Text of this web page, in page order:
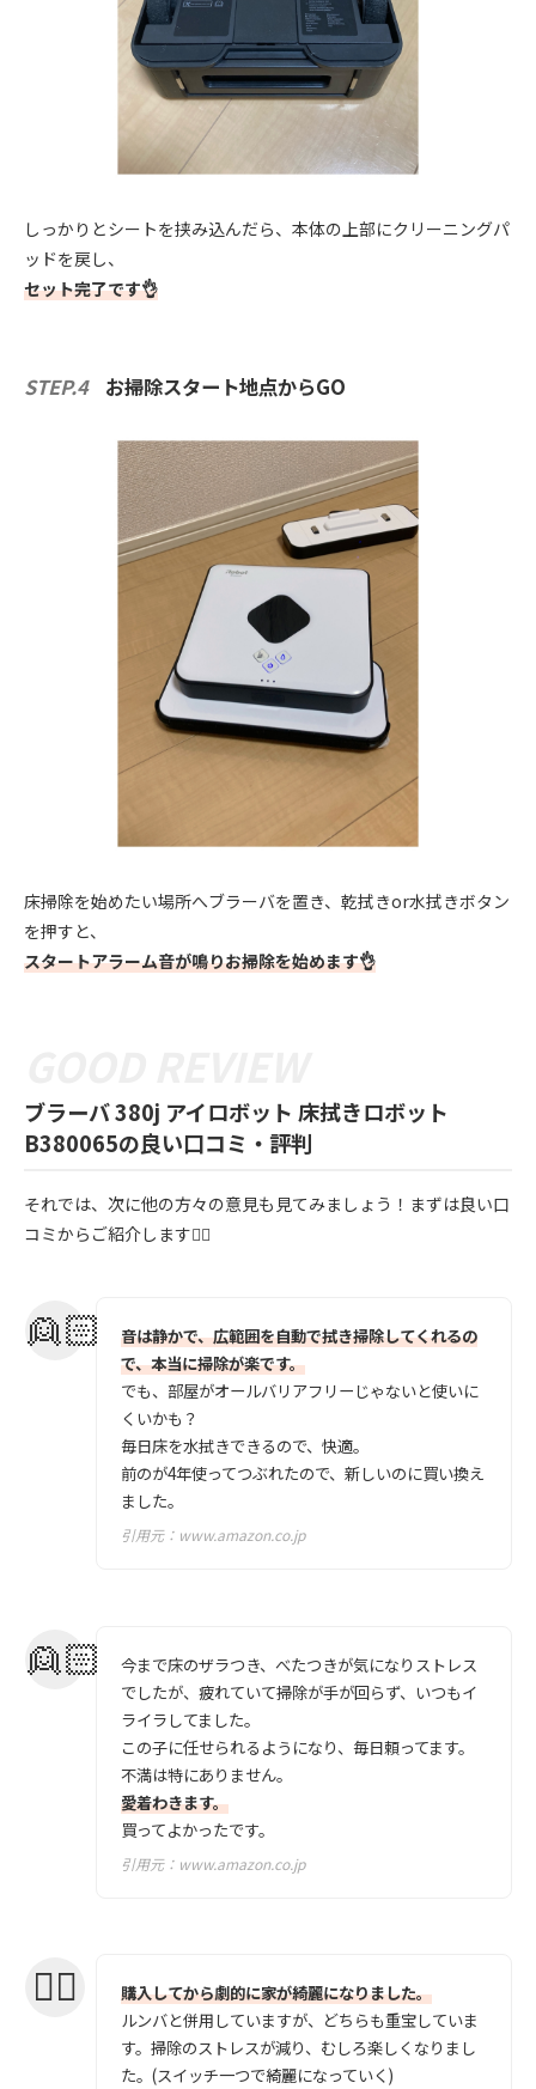
しっかりとシートを挟み込んだら、本体の上部にクリーニングパ
ッドを戻し、
セット完了です👌
STEP.4 お掃除スタート地点からGO
床掃除を始めたい場所へブラーバを置き、乾拭きor水拭きボタン
を押すと、
スタートアラーム音が鳴りお掃除を始めます👌
ブラーバ 380j アイロボット 床拭きロボット
B380065の良い口コミ・評判
それでは、次に他の方々の意見も見てみましょう！まずは良い口
コミからご紹介します💁‍♀️
音は静かで、広範囲を自動で拭き掃除してくれるの
で、本当に掃除が楽です。
でも、部屋がオールバリアフリーじゃないと使いに
くいかも？
毎日床を水拭きできるので、快適。
前のが4年使ってつぶれたので、新しいのに買い換え
ました。
引用元： www.amazon.co.jp
今まで床のザラつき、べたつきが気になりストレス
でしたが、疲れていて掃除が手が回らず、いつもイ
ライラしてました。
この子に任せられるようになり、毎日頼ってます。
不満は特にありません。
愛着わきます。
買ってよかったです。
引用元： www.amazon.co.jp
購入してから劇的に家が綺麗になりました。
ルンバと併用していますが、どちらも重宝していま
す。掃除のストレスが減り、むしろ楽しくなりまし
た。(スイッチ一つで綺麗になっていく)